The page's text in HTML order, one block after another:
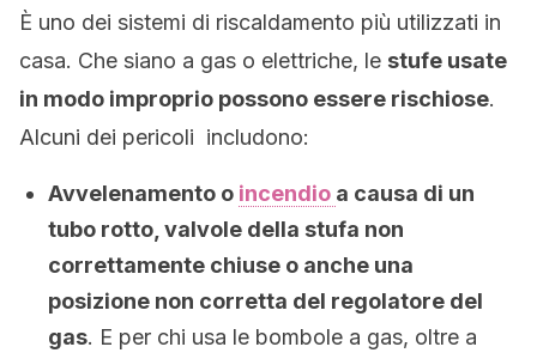
È uno dei sistemi di riscaldamento più utilizzati in
casa. Che siano a gas o elettriche, le stufe usate
in modo improprio possono essere rischiose.
Alcuni dei pericoli includono:
Avvelenamento o incendio a causa di un
tubo rotto, valvole della stufa non
correttamente chiuse o anche una
posizione non corretta del regolatore del
gas. E per chi usa le bombole a gas, oltre a